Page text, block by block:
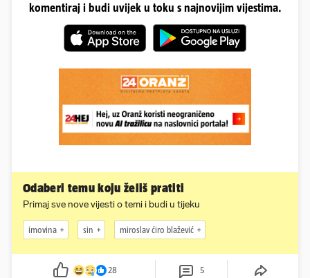
komentiraj i budi uvijek u toku s najnovijim vijestima.
Odaberi temu koju želiš pratiti
Primaj sve nove vijesti o temi i budi u tijeku
imovina sin miroslav ćiro blažević
28 5